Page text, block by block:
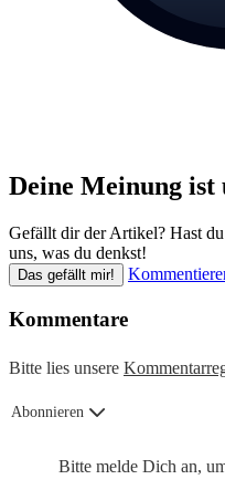
Deine Meinung ist
Gefällt dir der Artikel? Hast
uns, was du denkst!
Das gefällt mir!
Kommentare
Bitte lies unsere
Abonnieren
Bitte melde Dich an,